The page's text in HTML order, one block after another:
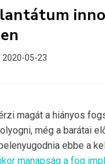
2020-05-23
magát a hiányos
még a barátai
ebbe a
manapság a fog